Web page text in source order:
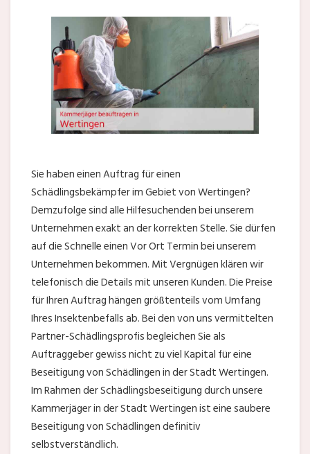
Sie haben einen Auftrag für einen
Schädlingsbekämpfer im Gebiet von Wertingen?
Demzufolge sind alle Hilfesuchenden bei unserem
Unternehmen exakt an der korrekten Stelle. Sie dürfen
auf die Schnelle einen Vor Ort Termin bei unserem
Unternehmen bekommen. Mit Vergnügen klären wir
telefonisch die Details mit unseren Kunden. Die Preise
für Ihren Auftrag hängen größtenteils vom Umfang
Ihres Insektenbefalls ab. Bei den von uns vermittelten
Partner-Schädlingsprofis begleichen Sie als
Auftraggeber gewiss nicht zu viel Kapital für eine
Beseitigung von Schädlingen in der Stadt Wertingen.
Im Rahmen der Schädlingsbeseitigung durch unsere
Kammerjäger in der Stadt Wertingen ist eine saubere
Beseitigung von Schädlingen definitiv
selbstverständlich.